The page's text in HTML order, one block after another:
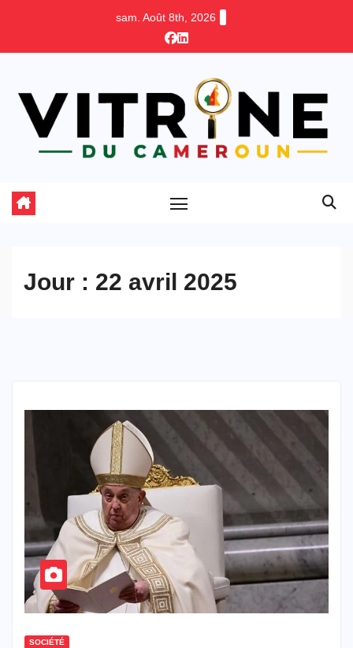
sam. Août 8th, 2026
Jour : 22 avril 2025
SOCIÉTÉ